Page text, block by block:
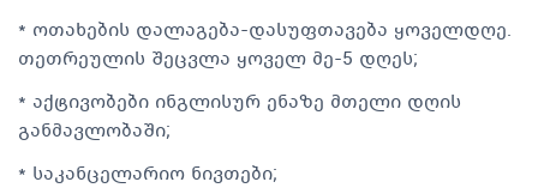
* ოთახების დალაგება-დასუფთავება ყოველდღე.
თეთრეულის შეცვლა ყოველ მე-5 დღეს;
* აქტივობები ინგლისურ ენაზე მთელი დღის
განმავლობაში;
* საკანცელარიო ნივთები;